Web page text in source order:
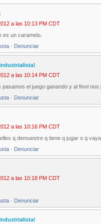
a las 10:13 PM CDT
es un caramelo.
· Denunciar
a las 10:14 PM CDT
el juego ganando y al finol nos
· Denunciar
a las 10:16 PM CDT
q demuestre q tiene q jugar o q
· Denunciar
a las 10:18 PM CDT
· Denunciar